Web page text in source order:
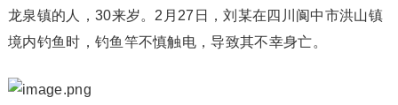
龙泉镇的人，30来岁。2月27日，刘某在四川阆中市洪山镇
境内钓鱼时，钓鱼竿不慎触电，导致其不幸身亡。